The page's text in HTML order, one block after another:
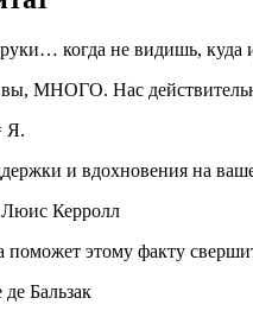
когда не видишь, куда
вы, МНОГО. Нас
Я.
и вдохновения на
Люис Керролл
поможет этому факту
Бальзак